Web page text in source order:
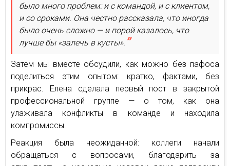
было много проблем: и с командой, и с клиентом,
и со сроками. Она честно рассказала, что иногда
было очень сложно — и порой казалось, что
лучше бы «залечь в кусты».
Затем мы вместе обсудили, как можно без пафоса
поделиться этим опытом: кратко, фактами, без
прикрас. Елена сделала первый пост в закрытой
профессиональной группе — о том, как она
улаживала конфликты в команде и находила
компромиссы.
Реакция была неожиданной: коллеги начали
обращаться с вопросами, благодарить за